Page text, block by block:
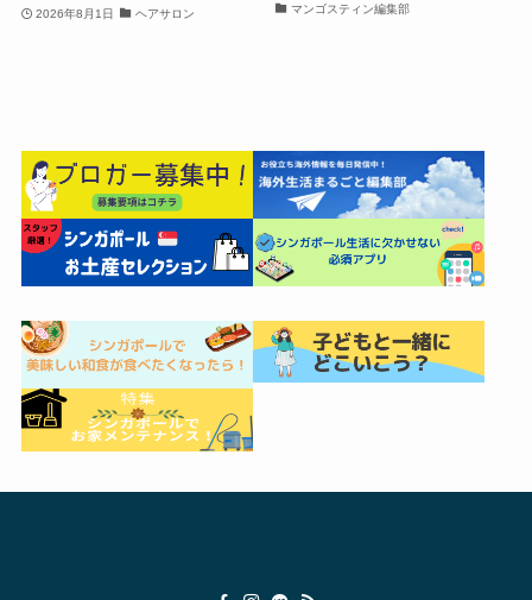
2026年8月1日 ヘアサロン
マンゴスティン編集部